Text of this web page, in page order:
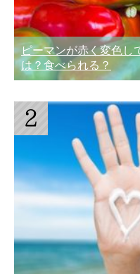
ピーマンが赤く変色し
は？食べられる？